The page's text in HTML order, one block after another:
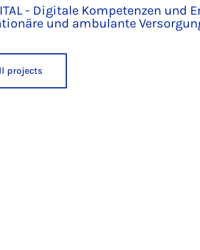
- Digitale Kompetenzen und
und ambulante
projects